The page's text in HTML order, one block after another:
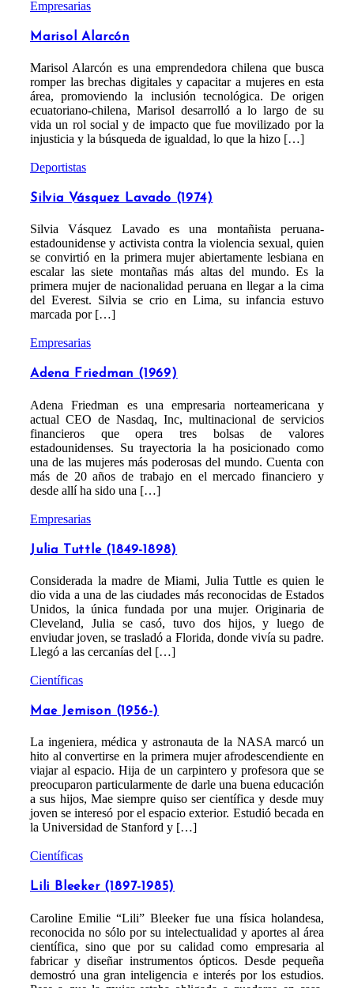
Empresarias
Marisol Alarcón
Marisol Alarcón es una emprendedora chilena que busca
romper las brechas digitales y capacitar a mujeres en esta
área, promoviendo la inclusión tecnológica. De origen
ecuatoriano-chilena, Marisol desarrolló a lo largo de su
vida un rol social y de impacto que fue movilizado por la
injusticia y la búsqueda de igualdad, lo que la hizo […]
Deportistas
Silvia Vásquez Lavado (1974)
Silvia Vásquez Lavado es una montañista peruana-
estadounidense y activista contra la violencia sexual, quien
se convirtió en la primera mujer abiertamente lesbiana en
escalar las siete montañas más altas del mundo. Es la
primera mujer de nacionalidad peruana en llegar a la cima
del Everest. Silvia se crio en Lima, su infancia estuvo
marcada por […]
Empresarias
Adena Friedman (1969)
Adena Friedman es una empresaria norteamericana y
actual CEO de Nasdaq, Inc, multinacional de servicios
financieros que opera tres bolsas de valores
estadounidenses. Su trayectoria la ha posicionado como
una de las mujeres más poderosas del mundo. Cuenta con
más de 20 años de trabajo en el mercado financiero y
desde allí ha sido una […]
Empresarias
Julia Tuttle (1849-1898)
Considerada la madre de Miami, Julia Tuttle es quien le
dio vida a una de las ciudades más reconocidas de Estados
Unidos, la única fundada por una mujer. Originaria de
Cleveland, Julia se casó, tuvo dos hijos, y luego de
enviudar joven, se trasladó a Florida, donde vivía su padre.
Llegó a las cercanías del […]
Científicas
Mae Jemison (1956-)
La ingeniera, médica y astronauta de la NASA marcó un
hito al convertirse en la primera mujer afrodescendiente en
viajar al espacio. Hija de un carpintero y profesora que se
preocuparon particularmente de darle una buena educación
a sus hijos, Mae siempre quiso ser científica y desde muy
joven se interesó por el espacio exterior. Estudió becada en
la Universidad de Stanford y […]
Científicas
Lili Bleeker (1897-1985)
Caroline Emilie “Lili” Bleeker fue una física holandesa,
reconocida no sólo por su intelectualidad y aportes al área
científica, sino que por su calidad como empresaria al
fabricar y diseñar instrumentos ópticos. Desde pequeña
demostró una gran inteligencia e interés por los estudios.